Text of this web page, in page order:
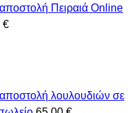
Πειραιά Online
€
λουλουδιών σε